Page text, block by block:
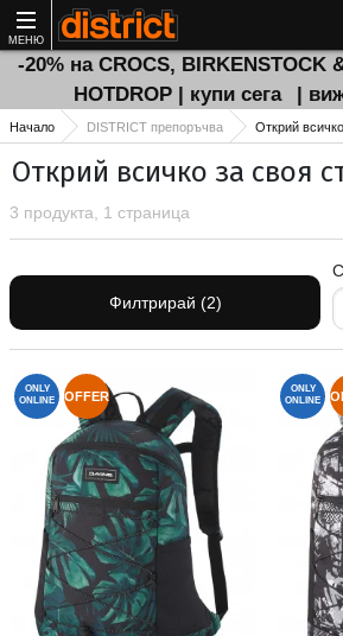
МЕНЮ
-20% на CROCS, BIRKENSTOCK
HOTDROP | купи сега
|
Начало DISTRICT препоръчва Открий
Открий всичко за своя
3 продукта, 1 страница
Филтрирай (2)
ONLY
ONLINE
OFFER
ONLY
ONLINE